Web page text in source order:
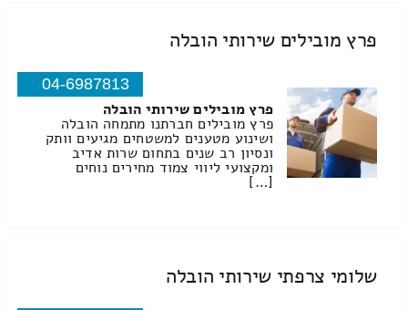
פרץ מובילים שירותי הובלה
04-6987813
פרץ מובילים שירותי הובלה
פרץ מובילים חברתנו מתמחה הובלה
ושינוע מטענים למשטחים מגיעים וותק
ונסיון רב שנים בתחום שרות אדיב
ומקצועי ליווי צמוד מחירים נוחים
[…]
שלומי צרפתי שירותי הובלה